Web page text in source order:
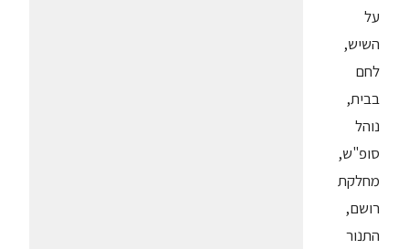
על
השיש,
לחם
בבית,
נוהל
סופ"ש,
מחלקת
רושם,
התנור